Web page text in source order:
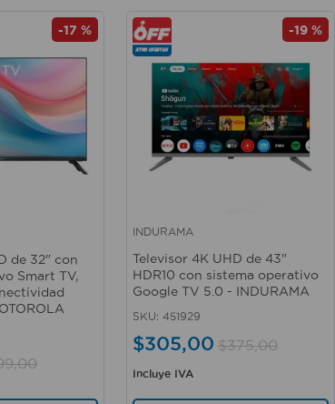
-17 %
de 32" con
Smart TV,
,00
-19 %
Vista rápida
INDURAMA
Televisor 4K UHD de 43"
HDR10 con sistema operativo
Google TV 5.0 - INDURAMA
SKU: 451929
$305,00 $375,00
Incluye IVA